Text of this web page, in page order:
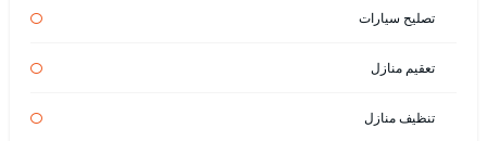
تصليح سيارات
تعقيم منازل
تنظيف منازل